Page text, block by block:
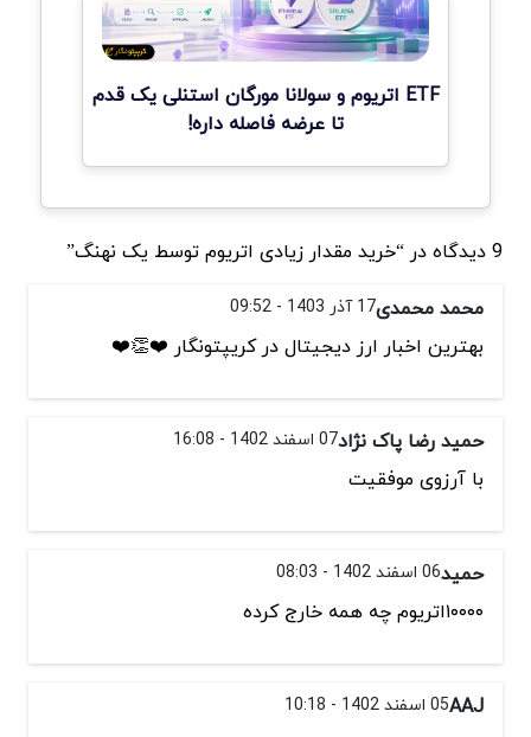
ETF اتریوم و سولانا مورگان استنلی یک قدم
تا عرضه فاصله داره!
9 دیدگاه در “خرید مقدار زیادی اتریوم توسط یک نهنگ”
محمد محمدی17 آذر 1403 - 09:52
بهترین اخبار ارز دیجیتال در کریپتونگار ❤️👏❤️
حمید رضا پاک نژاد07 اسفند 1402 - 16:08
با آرزوی موفقیت
حمید06 اسفند 1402 - 08:03
۱۰۰۰۰اتریوم چه همه خارج کرده
AAJ05 اسفند 1402 - 10:18